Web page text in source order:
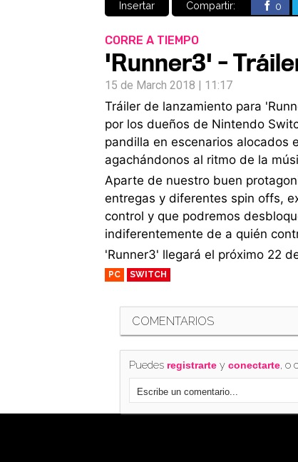
Insertar Compartir: 0
CORRE A TIEMPO
'Runner3' -
15 de March 2018 | 11:17
Tráiler de lanzamiento para
por los dueños de Nintendo
pandilla en escenarios alocados
agachándonos al ritmo de la
Aparte de nuestro buen
entregas y diferentes spin offs,
control y que podremos
indiferentemente de a quién
'Runner3' llegará el próximo 22
PC SWITCH
COMENTARIOS
Puedes registrartey conectarte, o